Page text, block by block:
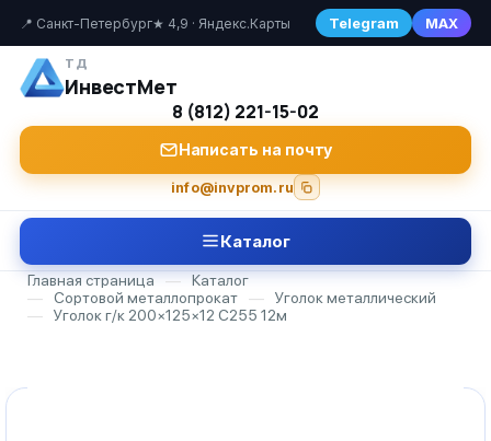
📍 Санкт-Петербург★ 4,9 · Яндекс.Карты Telegram MAX
ТД
ИнвестМет
8 (812) 221-15-02
Написать на почту
info@invprom.ru
Каталог
Главная страница —
Каталог
—
Сортовой металлопрокат —
Уголок металлический
—
Уголок г/к 200×125×12 С255 12м